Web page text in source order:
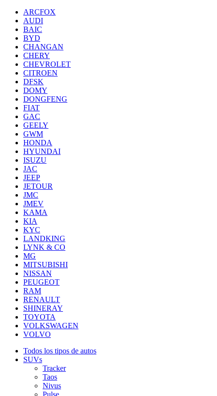
ARCFOX
AUDI
BAIC
BYD
CHANGAN
CHERY
CHEVROLET
CITROEN
DFSK
DOMY
DONGFENG
FIAT
GAC
GEELY
GWM
HONDA
HYUNDAI
ISUZU
JAC
JEEP
JETOUR
JMC
JMEV
KAMA
KIA
KYC
LANDKING
LYNK & CO
MG
MITSUBISHI
NISSAN
PEUGEOT
RAM
RENAULT
SHINERAY
TOYOTA
VOLKSWAGEN
VOLVO
Todos los tipos de autos
SUVs
Tracker
Taos
Nivus
Pulse